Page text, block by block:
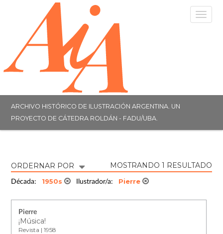
ARCHIVO HISTÓRICO DE ILUSTRACIÓN ARGENTINA. UN
PROYECTO DE CÁTEDRA ROLDÁN - FADU/UBA.
ORDERNAR POR MOSTRANDO 1 RESULTADO
Década: 1950s Ilustrador/a: Pierre
Pierre
¡Música!
Revista | 1958